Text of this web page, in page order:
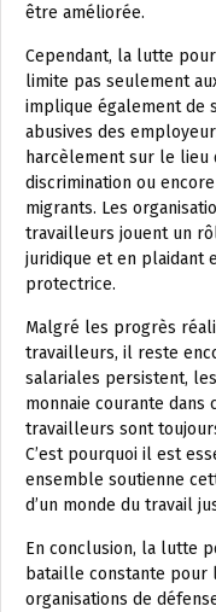
être améliorée.
Cependant, la lutte
limite pas seulement
implique également de
abusives des
harcèlement sur le
discrimination ou
migrants. Les
travailleurs jouent un
juridique et en plaidant
protectrice.
Malgré les progrès
travailleurs, il reste
salariales persistent,
monnaie courante
travailleurs sont
C’est pourquoi il est
ensemble soutienne
d’un monde du travail
En conclusion, la lutte
bataille constante pour
organisations de